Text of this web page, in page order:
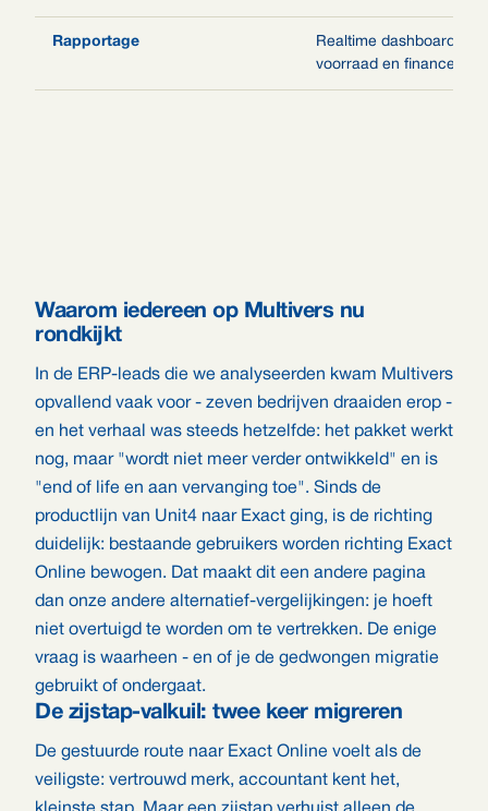
Rapportage
Realtime dashboards
voorraad en finance
Waarom iedereen op Multivers nu
rondkijkt
In de ERP-leads die we analyseerden kwam Multivers
opvallend vaak voor - zeven bedrijven draaiden erop -
en het verhaal was steeds hetzelfde: het pakket werkt
nog, maar "wordt niet meer verder ontwikkeld" en is
"end of life en aan vervanging toe". Sinds de
productlijn van Unit4 naar Exact ging, is de richting
duidelijk: bestaande gebruikers worden richting Exact
Online bewogen. Dat maakt dit een andere pagina
dan onze andere alternatief-vergelijkingen: je hoeft
niet overtuigd te worden om te vertrekken. De enige
vraag is waarheen - en of je de gedwongen migratie
gebruikt of ondergaat.
De zijstap-valkuil: twee keer migreren
De gestuurde route naar Exact Online voelt als de
veiligste: vertrouwd merk, accountant kent het,